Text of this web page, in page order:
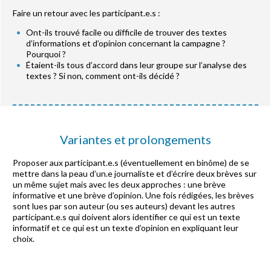
Faire un retour avec les participant.e.s :
Ont-ils trouvé facile ou difficile de trouver des textes
d’informations et d’opinion concernant la campagne ?
Pourquoi ?
Étaient-ils tous d’accord dans leur groupe sur l’analyse des
textes ? Si non, comment ont-ils décidé ?
Variantes et prolongements
Proposer aux participant.e.s (éventuellement en binôme) de se
mettre dans la peau d’un.e journaliste et d’écrire deux brèves sur
un même sujet mais avec les deux approches : une brève
informative et une brève d’opinion. Une fois rédigées, les brèves
sont lues par son auteur (ou ses auteurs) devant les autres
participant.e.s qui doivent alors identifier ce qui est un texte
informatif et ce qui est un texte d’opinion en expliquant leur
choix.